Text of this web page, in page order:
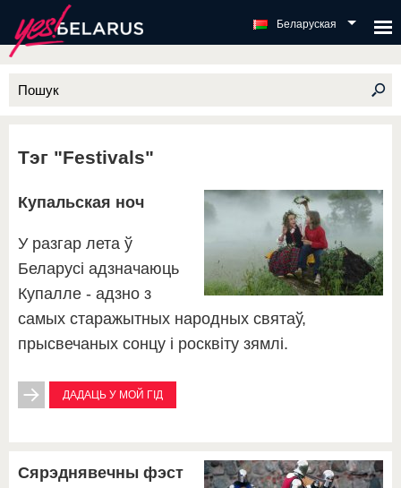
Беларуская
Тэг "Festivals"
Купальская ноч
У разгар лета ў
Беларусі адзначаюць
Купалле - адзно з
самых старажытных народных святаў,
прысвечаных сонцу і росквіту зямлі.
ДАДАЦЬ У МОЙ ГІД
Сярэднявечны фэст